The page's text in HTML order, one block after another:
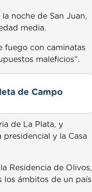
noche de San Juan,
media.
fuego con caminatas
maleficios”.
de Campo
de La Plata, y
presidencial y la Casa
Residencia de Olivos,
los ámbitos de un país